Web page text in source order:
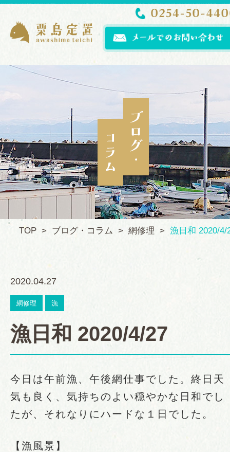
TOP ブログ・コラム 網修理 漁日和 2020/4/
2020.04.27
網修理 漁
漁日和 2020/4/27
今日は午前漁、午後網仕事でした。終日天
気も良く、気持ちのよい穏やかな日和でし
たが、それなりにハードな１日でした。
【漁風景】